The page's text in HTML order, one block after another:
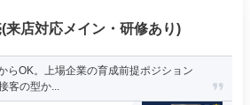
来店対応メイン・研修あり)
らOK。上場企業の育成前提ポジション
客の型か...